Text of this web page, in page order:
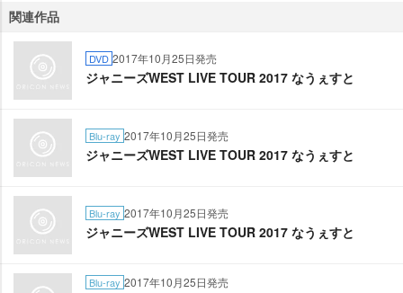
関連作品
DVD 2017年10月25日発売
ジャニーズWEST LIVE TOUR 2017 なうぇすと
Blu-ray 2017年10月25日発売
ジャニーズWEST LIVE TOUR 2017 なうぇすと
Blu-ray 2017年10月25日発売
ジャニーズWEST LIVE TOUR 2017 なうぇすと
Blu-ray 2017年10月25日発売